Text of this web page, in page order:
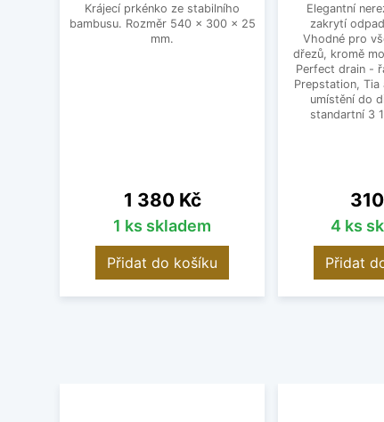
Krájecí prkénko ze stabilního
bambusu. Rozměr 540 x 300 x 25
mm.
Cena
1 380 Kč
1 ks skladem
Přidat do košíku
Elegantní
zakrytí
Vhodné pro
dřezů, kromě
Perfect drain -
Prepstation, Tia
umístění do
standartní 3
Cena
4 ks
Přidat